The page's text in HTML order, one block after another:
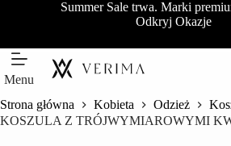
Summer Sale trwa. Marki
Odkryj Okazje
Menu
Strona główna Kobieta Odzież
KOSZULA Z TRÓJWYMIAROWYMI